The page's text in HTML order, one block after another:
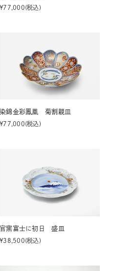
¥77,000 税込
染錦金彩鳳凰 菊割親皿
¥77,000 税込
官窯富士に初日 盛皿
¥38,500 税込